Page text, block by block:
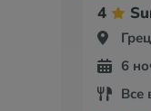
4
6
Все